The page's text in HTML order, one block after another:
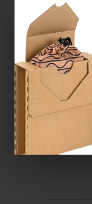
ZPRÁVA *
Souhlasím se
nařízení GDPR